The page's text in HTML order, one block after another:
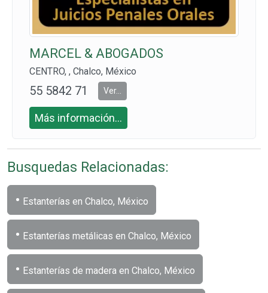
MARCEL & ABOGADOS
CENTRO, , Chalco, México
55 5842 71
55 CEL. 55
2030 8892
Ver...
Más información...
Busquedas Relacionadas:
• Estanterías en Chalco, México
• Estanterías metálicas en Chalco, México
• Estanterías de madera en Chalco, México